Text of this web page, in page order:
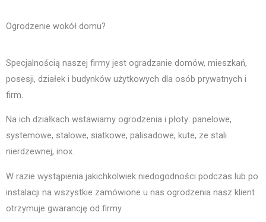
Ogrodzenie wokół domu?
Specjalnością naszej firmy jest ogradzanie domów, mieszkań,
posesji, działek i budynków użytkowych dla osób prywatnych i
firm.
Na ich działkach wstawiamy ogrodzenia i płoty: panelowe,
systemowe, stalowe, siatkowe, palisadowe, kute, ze stali
nierdzewnej, inox.
W razie wystąpienia jakichkolwiek niedogodności podczas lub po
instalacji na wszystkie zamówione u nas ogrodzenia nasz klient
otrzymuje gwarancję od firmy.